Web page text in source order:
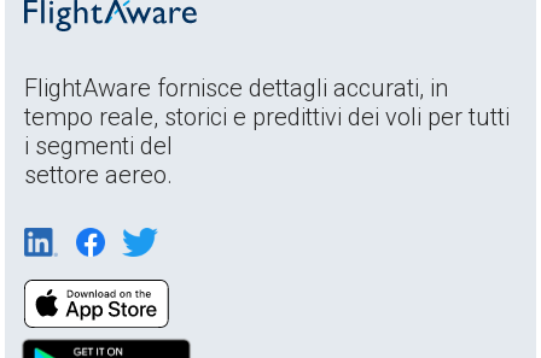
FlightAware fornisce dettagli accurati, in
tempo reale, storici e predittivi dei voli per tutti
i segmenti del
settore aereo.